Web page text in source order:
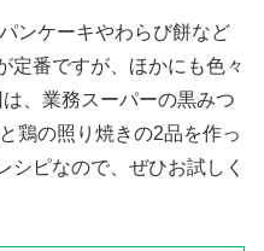
ンケーキやわらび餅など
定番ですが、ほかにも色々
、業務スーパーの黒みつ
鶏の照り焼きの2品を作っ
シピなので、ぜひお試しく